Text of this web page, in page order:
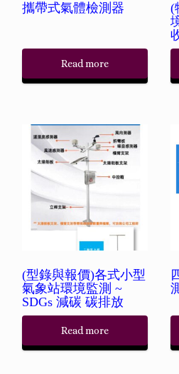
攜帶式氣體檢測器
Read more
(
(型錄與報價)各式小型
氣象站環境監測 ~
SDGs 減碳 碳排放
Read more